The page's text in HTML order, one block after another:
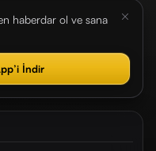
haberdar ol ve sana
İndir